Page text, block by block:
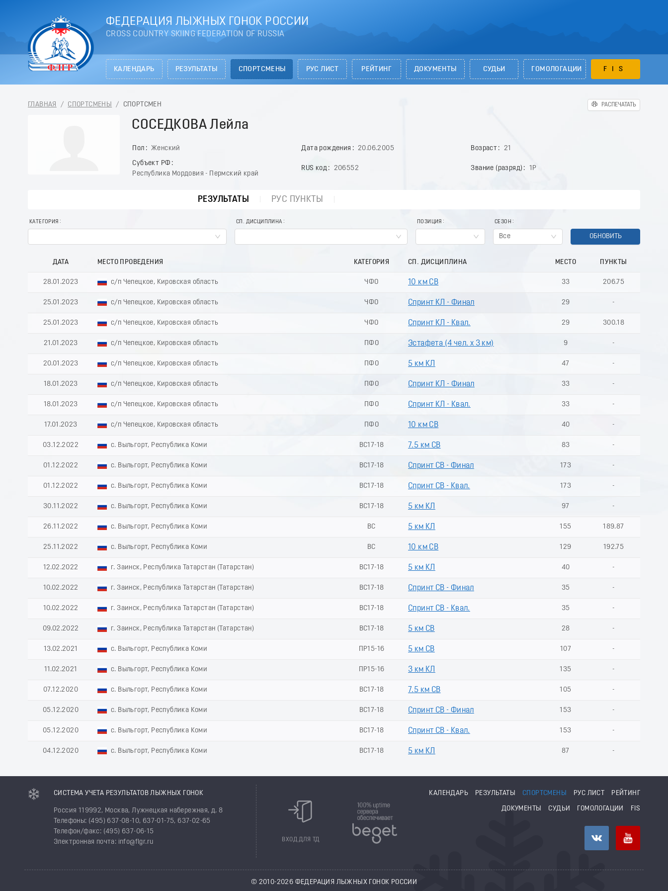
ФЕДЕРАЦИЯ ЛЫЖНЫХ ГОНОК РОССИИ
CROSS COUNTRY SKIING FEDERATION OF RUSSIA
КАЛЕНДАРЬ РЕЗУЛЬТАТЫ СПОРТСМЕНЫ РУС ЛИСТ РЕЙТИНГ ДОКУМЕНТЫ СУДЬИ ГОМОЛОГАЦИИ FIS
ГЛАВНАЯ / СПОРТСМЕНЫ / СПОРТСМЕН РАСПЕЧАТАТЬ
СОСЕДКОВА Лейла
Пол Женский Дата рождения 20.06.2005 Возраст
21
Субъект РФ
Республика Мордовия - Пермский край
RUS код 206552 Звание (разряд) 1Р
РЕЗУЛЬТАТЫ РУС ПУНКТЫ
КАТЕГОРИЯ СП. ДИСЦИПЛИНА ПОЗИЦИЯ СЕЗОН
Все ОБНОВИТЬ
ДАТА МЕСТО ПРОВЕДЕНИЯ КАТЕГОРИЯ СП. ДИСЦИПЛИНА МЕСТО ПУНКТЫ
28.01.2023 с/п Чепецкое, Кировская область ЧФО 10 км СВ 33 206.75
25.01.2023 с/п Чепецкое, Кировская область ЧФО Спринт КЛ - Финал 29 -
25.01.2023 с/п Чепецкое, Кировская область ЧФО Спринт КЛ - Квал. 29 300.18
21.01.2023 с/п Чепецкое, Кировская область ПФО Эстафета (4 чел. х 3 км) 9 -
20.01.2023 с/п Чепецкое, Кировская область ПФО 5 км КЛ 47 -
18.01.2023 с/п Чепецкое, Кировская область ПФО Спринт КЛ - Финал 33 -
18.01.2023 с/п Чепецкое, Кировская область ПФО Спринт КЛ - Квал. 33 -
17.01.2023 с/п Чепецкое, Кировская область ПФО 10 км СВ 40 -
03.12.2022 с. Выльгорт, Республика Коми ВС17-18 7.5 км СВ 83 -
01.12.2022 с. Выльгорт, Республика Коми ВС17-18 Спринт СВ - Финал 173 -
01.12.2022 с. Выльгорт, Республика Коми ВС17-18 Спринт СВ - Квал. 173 -
30.11.2022 с. Выльгорт, Республика Коми ВС17-18 5 км КЛ 97 -
26.11.2022 с. Выльгорт, Республика Коми ВС 5 км КЛ 155 189.87
25.11.2022 с. Выльгорт, Республика Коми ВС 10 км СВ 129 192.75
12.02.2022 г. Заинск, Республика Татарстан (Татарстан) ВС17-18 5 км КЛ 40 -
10.02.2022 г. Заинск, Республика Татарстан (Татарстан) ВС17-18 Спринт СВ - Финал 35 -
10.02.2022 г. Заинск, Республика Татарстан (Татарстан) ВС17-18 Спринт СВ - Квал. 35 -
09.02.2022 г. Заинск, Республика Татарстан (Татарстан) ВС17-18 5 км СВ 28 -
13.02.2021 с. Выльгорт, Республика Коми ПР15-16 5 км СВ 107 -
11.02.2021 с. Выльгорт, Республика Коми ПР15-16 3 км КЛ 135 -
07.12.2020 с. Выльгорт, Республика Коми ВС17-18 7.5 км СВ 105 -
05.12.2020 с. Выльгорт, Республика Коми ВС17-18 Спринт СВ - Финал 153 -
05.12.2020 с. Выльгорт, Республика Коми ВС17-18 Спринт СВ - Квал. 153 -
04.12.2020 с. Выльгорт, Республика Коми ВС17-18 5 км КЛ 87 -
СИСТЕМА УЧЕТА РЕЗУЛЬТАТОВ ЛЫЖНЫХ ГОНОК
Россия 119992, Москва, Лужнецкая набережная, д. 8
Телефоны: (495) 637-08-10, 637-01-75, 637-02-65
Телефон/факс: (495) 637-06-15
Электронная почта: info@flgr.ru
ВХОД ДЛЯ ТД
КАЛЕНДАРЬ РЕЗУЛЬТАТЫ СПОРТСМЕНЫ РУС ЛИСТ РЕЙТИНГ
ДОКУМЕНТЫ СУДЬИ ГОМОЛОГАЦИИ FIS
© 2010-2026 ФЕДЕРАЦИЯ ЛЫЖНЫХ ГОНОК РОССИИ